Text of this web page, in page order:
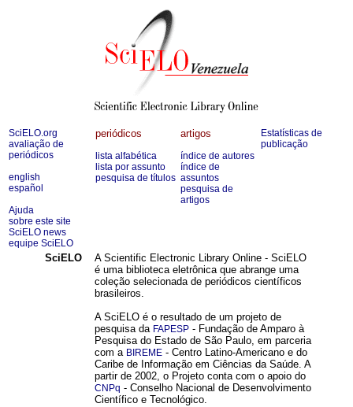
SciELO.org
avaliação de
periódicos
english
español
Ajuda
sobre este site
SciELO news
equipe SciELO
periódicos
lista alfabética
lista por assunto
pesquisa de títulos
artigos
índice de autores
índice de
assuntos
pesquisa de
artigos
Estatísticas de
publicação
SciELO
A Scientific Electronic Library Online - SciELO
é uma biblioteca eletrônica que abrange uma
coleção selecionada de periódicos científicos
brasileiros.
A SciELO é o resultado de um projeto de
pesquisa da FAPESP - Fundação de Amparo à
Pesquisa do Estado de São Paulo, em parceria
com a BIREME - Centro Latino-Americano e do
Caribe de Informação em Ciências da Saúde. A
partir de 2002, o Projeto conta com o apoio do
CNPq - Conselho Nacional de Desenvolvimento
Científico e Tecnológico.